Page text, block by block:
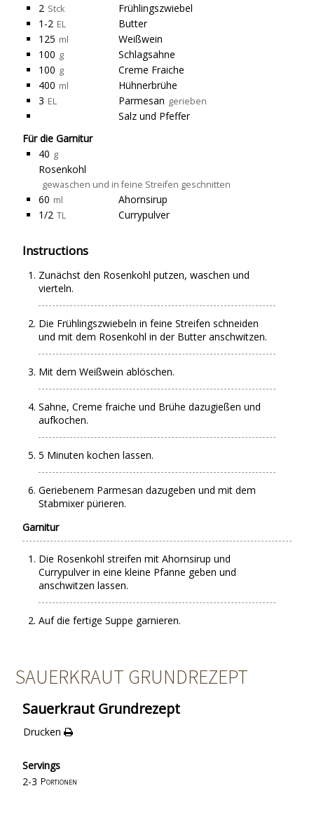
2 Stck
Frühlingszwiebel
1-2 EL
Butter
125 ml
Weißwein
100 g
Schlagsahne
100 g
Creme Fraiche
400 ml
Hühnerbrühe
3 EL Parmesan gerieben
Salz und Pfeffer
Für die Garnitur
40 g
Rosenkohl
gewaschen und in feine Streifen geschnitten
60 ml
Ahornsirup
1/2 TL Currypulver
Instructions
Zunächst den Rosenkohl putzen, waschen und
vierteln.
Die Frühlingszwiebeln in feine Streifen schneiden
und mit dem Rosenkohl in der Butter anschwitzen.
Mit dem Weißwein ablöschen.
Sahne, Creme fraiche und Brühe dazugießen und
aufkochen.
5 Minuten kochen lassen.
Geriebenem Parmesan dazugeben und mit dem
Stabmixer pürieren.
Garnitur
Die Rosenkohl streifen mit Ahornsirup und
Currypulver in eine kleine Pfanne geben und
anschwitzen lassen.
Auf die fertige Suppe garnieren.
SAUERKRAUT GRUNDREZEPT
Sauerkraut Grundrezept
Drucken
Servings
2-3 Portionen